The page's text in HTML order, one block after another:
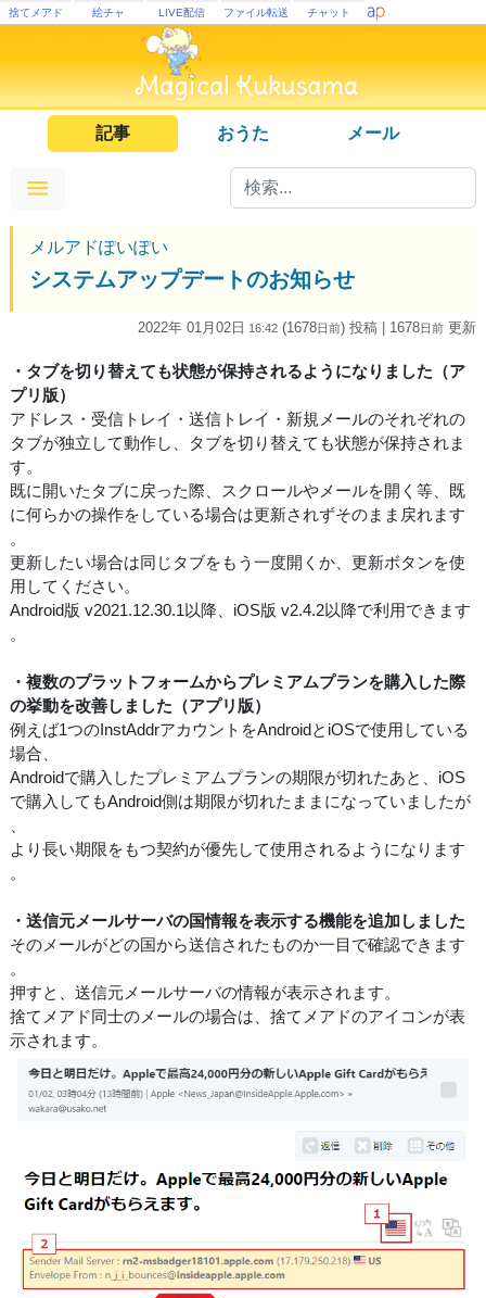
捨てメアド 絵チャ LIVE配信 ファイル転送 チャット
記事 おうた メール
メルアドぽいぽい
システムアップデートのお知らせ
2022年 01月02日 16:42 (1678日前) 投稿 | 1678日前 更新
・タブを切り替えても状態が保持されるようになりました（ア
プリ版）
アドレス・受信トレイ・送信トレイ・新規メールのそれぞれの
タブが独立して動作し、タブを切り替えても状態が保持されま
す。
既に開いたタブに戻った際、スクロールやメールを開く等、既
に何らかの操作をしている場合は更新されずそのまま戻れます
。
更新したい場合は同じタブをもう一度開くか、更新ボタンを使
用してください。
Android版 v2021.12.30.1以降、iOS版 v2.4.2以降で利用できます
。
・複数のプラットフォームからプレミアムプランを購入した際
の挙動を改善しました（アプリ版）
例えば1つのInstAddrアカウントをAndroidとiOSで使用している
場合、
Androidで購入したプレミアムプランの期限が切れたあと、iOS
で購入してもAndroid側は期限が切れたままになっていましたが
より長い期限をもつ契約が優先して使用されるようになります
。
・送信元メールサーバの国情報を表示する機能を追加しました
そのメールがどの国から送信されたものか一目で確認できます
。
押すと、送信元メールサーバの情報が表示されます。
捨てメアド同士のメールの場合は、捨てメアドのアイコンが表
示されます。